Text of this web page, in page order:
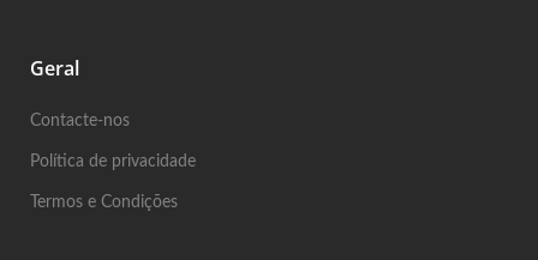
Geral
Contacte-nos
Política de privacidade
Termos e Condições